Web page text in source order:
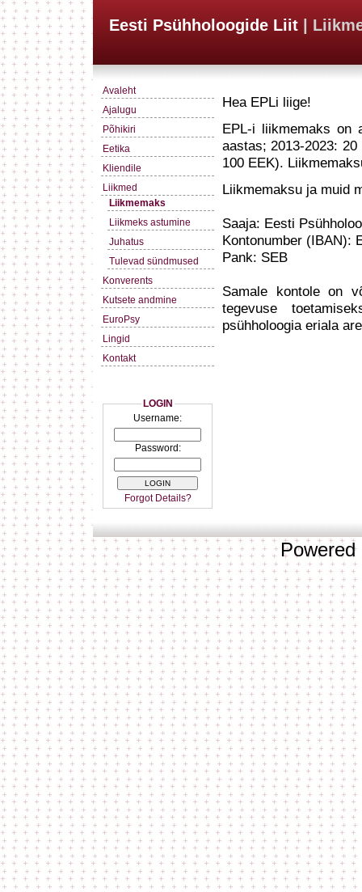
Eesti Psühholoogide Liit |
Avaleht
Ajalugu
Põhikiri
Eetika
Kliendile
Liikmed
Liikmemaks
Liikmeks astumine
Juhatus
Tulevad sündmused
Konverents
Kutsete andmine
EuroPsy
Lingid
Kontakt
LOGIN
Username:
Password:
Forgot Details?
Hea EPLi liige!
EPL-i liikmemaks on
aastas; 2013-2023:
100 EEK).
Liikmemaksu ja muid
Saaja: Eesti
Kontonumber (IBAN):
Pank: SEB
Samale kontole on
tegevuse
psühholoogia eriala